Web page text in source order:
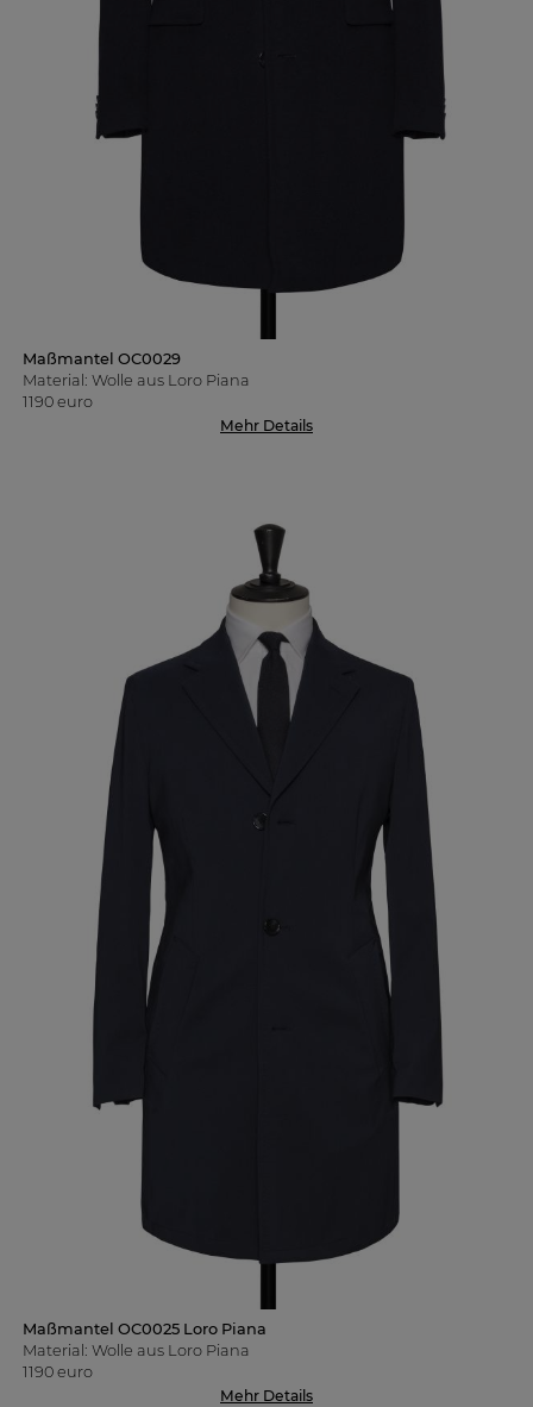
Maßmantel OC0029
Material: Wolle aus Loro Piana
1190 euro
Mehr Details
Maßmantel OC0025 Loro Piana
Material: Wolle aus Loro Piana
1190 euro
Mehr Details